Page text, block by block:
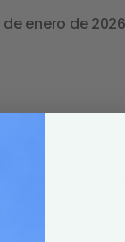
de enero de 2026